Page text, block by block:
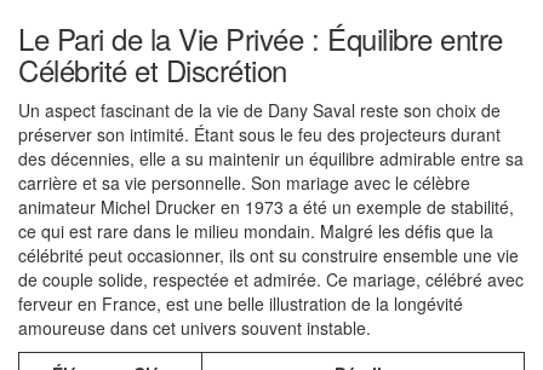
Le Pari de la Vie Privée : Équilibre entre
Célébrité et Discrétion
Un aspect fascinant de la vie de Dany Saval reste son choix de
préserver son intimité. Étant sous le feu des projecteurs durant
des décennies, elle a su maintenir un équilibre admirable entre sa
carrière et sa vie personnelle. Son mariage avec le célèbre
animateur Michel Drucker en 1973 a été un exemple de stabilité,
ce qui est rare dans le milieu mondain. Malgré les défis que la
célébrité peut occasionner, ils ont su construire ensemble une vie
de couple solide, respectée et admirée. Ce mariage, célébré avec
ferveur en France, est une belle illustration de la longévité
amoureuse dans cet univers souvent instable.